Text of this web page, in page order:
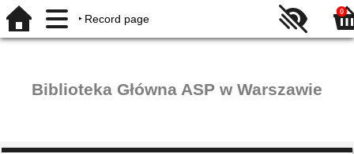
Record page
0
Biblioteka Główna ASP w Warszawie